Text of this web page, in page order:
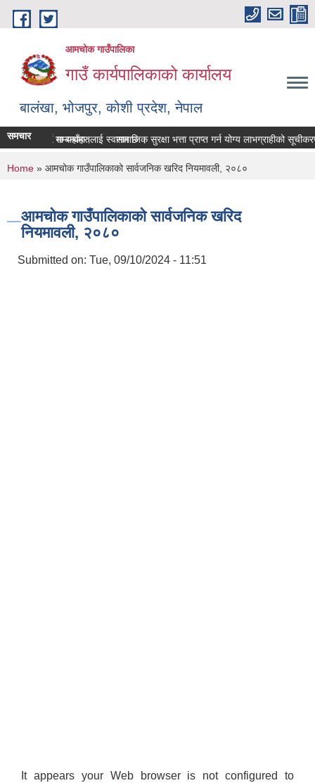
Skip to main content
आमचोक गाउँपालिका
गाउँ कार्यपालिकाको कार्यालय
बालंखा, भोजपुर, कोशी प्रदेश, नेपाल
WEBSITE मा यहाँहरुलाई स्वागत छ ।
समचारपेश गर्ने सम्बन्धमा। सामाजिक सुरक्षा भत्ता प्राप्‍त गर्न योग्य लाभग्राहीको
You are here
Home » आमचोक गाउँपालिकाको सार्वजनिक खरिद नियमावली, २०८०
आमचोक गाउँपालिकाको सार्वजनिक खरिद
नियमावली, २०८०
Submitted on: Tue, 09/10/2024 - 11:51
It appears your Web browser is not configured to